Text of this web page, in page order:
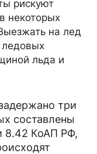
рискуют
некоторых
на лед
льда и
три
составлены
8.42 КоАП РФ,